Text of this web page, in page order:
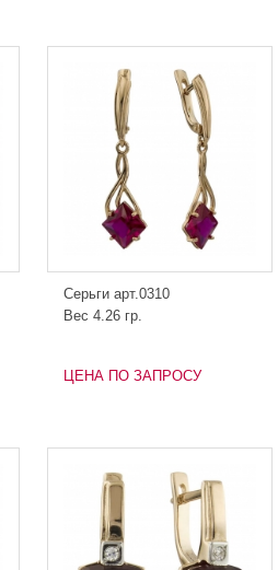
Серьги арт.0310
Вес 4.26 гр.
ЦЕНА ПО ЗАПРОСУ